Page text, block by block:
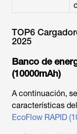
TOP6
2025
Banco de
(10000mAh)
A continuación,
características del
EcoFlow RAPID